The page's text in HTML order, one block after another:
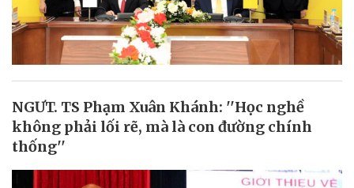
NGƯT. TS Phạm Xuân Khánh: ''Học nghề
không phải lối rẽ, mà là con đường chính
thống''